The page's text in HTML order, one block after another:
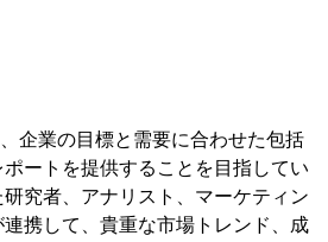
企業の目標と需要に合わせた包括
ートを提供することを目指してい
究者、アナリスト、マーケティン
携して、貴重な市場トレンド、成